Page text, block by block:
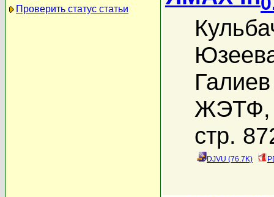
Проверить статус статьи
ЖЭТФ,
стр.
DJVU (76.7K)